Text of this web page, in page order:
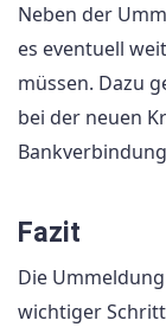
Neben der
es eventuell
müssen. Dazu
bei der neuen
Fazit
Die
wichtiger